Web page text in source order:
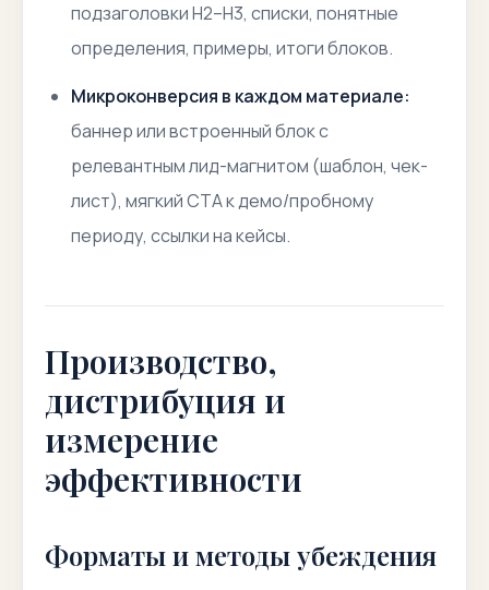
подзаголовки H2–H3, списки, понятные
определения, примеры, итоги блоков.
Микроконверсия в каждом материале:
баннер или встроенный блок с
релевантным лид-магнитом (шаблон, чек-
лист), мягкий CTA к демо/пробному
периоду, ссылки на кейсы.
Производство,
дистрибуция и
измерение
эффективности
Форматы и методы убеждения